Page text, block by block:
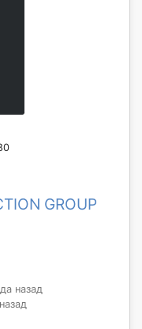
GROUP
назад